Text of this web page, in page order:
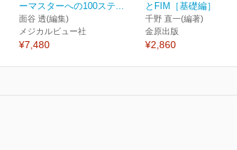
ーマスターへの100ステ...
面谷 透(編集)
メジカルビュー社
¥7,480
とFIM［基礎編］
千野 直一(編著)
金原出版
¥2,860